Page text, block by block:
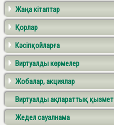
Жаңа кітаптар
Қорлар
Кәсіпқойларға
Виртуалды көрмелер
Жобалар, акциялар
Виртуалды ақпараттық қызмет
Жедел сауалнама